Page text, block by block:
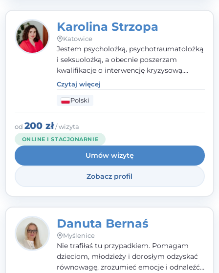
Karolina Strzopa
Katowice
Jestem psycholożką, psychotraumatolożką
i seksuolożką, a obecnie poszerzam
kwalifikacje o interwencję kryzysową.
Pracuję w nurcie terapii trzeciej fali, łącząc
metody o potwierdzonej skuteczności.
Towarzyszę młodzieży, dorosłym i parom w
radzeniu sobie z bolesnymi
doświadczeniami tak, by mogli żyć pełniej.
Czytaj więcej
Polski
od 200 zł/ wizyta
ONLINE I STACJONARNIE
Umów wizytę
Zobacz profil
Danuta Bernaś
Myślenice
Nie trafiłaś tu przypadkiem. Pomagam
dzieciom, młodzieży i dorosłym odzyskać
równowagę, zrozumieć emocje i odnaleźć